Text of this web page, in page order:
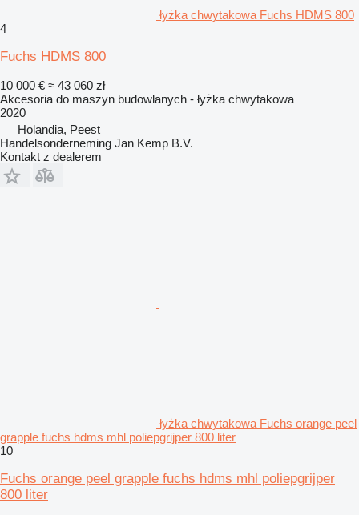
łyżka chwytakowa Fuchs HDMS 800
4
Fuchs HDMS 800
10 000 € ≈ 43 060 zł
Akcesoria do maszyn budowlanych - łyżka chwytakowa
2020
Holandia, Peest
Handelsonderneming Jan Kemp B.V.
Kontakt z dealerem
łyżka chwytakowa Fuchs orange peel
grapple fuchs hdms mhl poliepgrijper 800 liter
10
Fuchs orange peel grapple fuchs hdms mhl poliepgrijper
800 liter